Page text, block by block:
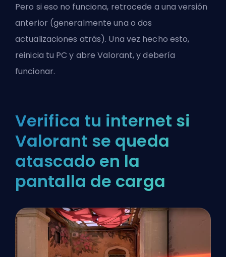
Pero si eso no funciona, retrocede a una versión
anterior (generalmente una o dos
actualizaciones atrás). Una vez hecho esto,
reinicia tu PC y abre Valorant, y debería
funcionar.
Verifica tu internet si
Valorant se queda
atascado en la
pantalla de carga